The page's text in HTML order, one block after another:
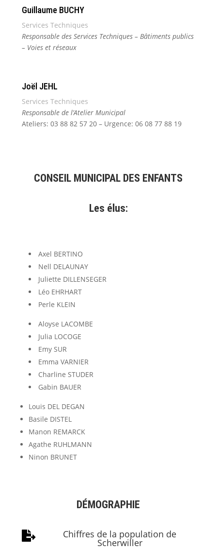
Guillaume BUCHY
Services Techniques
Responsable des Services Techniques – Bâtiments publics
– Voies et réseaux
Joël JEHL
Services Techniques
Responsable de l’Atelier Municipal
Ateliers: 03 88 82 57 20 – Urgence: 06 08 77 88 19
CONSEIL MUNICIPAL DES ENFANTS
Les élus:
Axel BERTINO
Nell DELAUNAY
Juliette DILLENSEGER
Léo EHRHART
Perle KLEIN
Aloyse LACOMBE
Julia LOCOGE
Emy SUR
Emma VARNIER
Charline STUDER
Gabin BAUER
Louis DEL DEGAN
Basile DISTEL
Manon REMARCK
Agathe RUHLMANN
Ninon BRUNET
DÉMOGRAPHIE
 Chiffres de la population de
Scherwiller